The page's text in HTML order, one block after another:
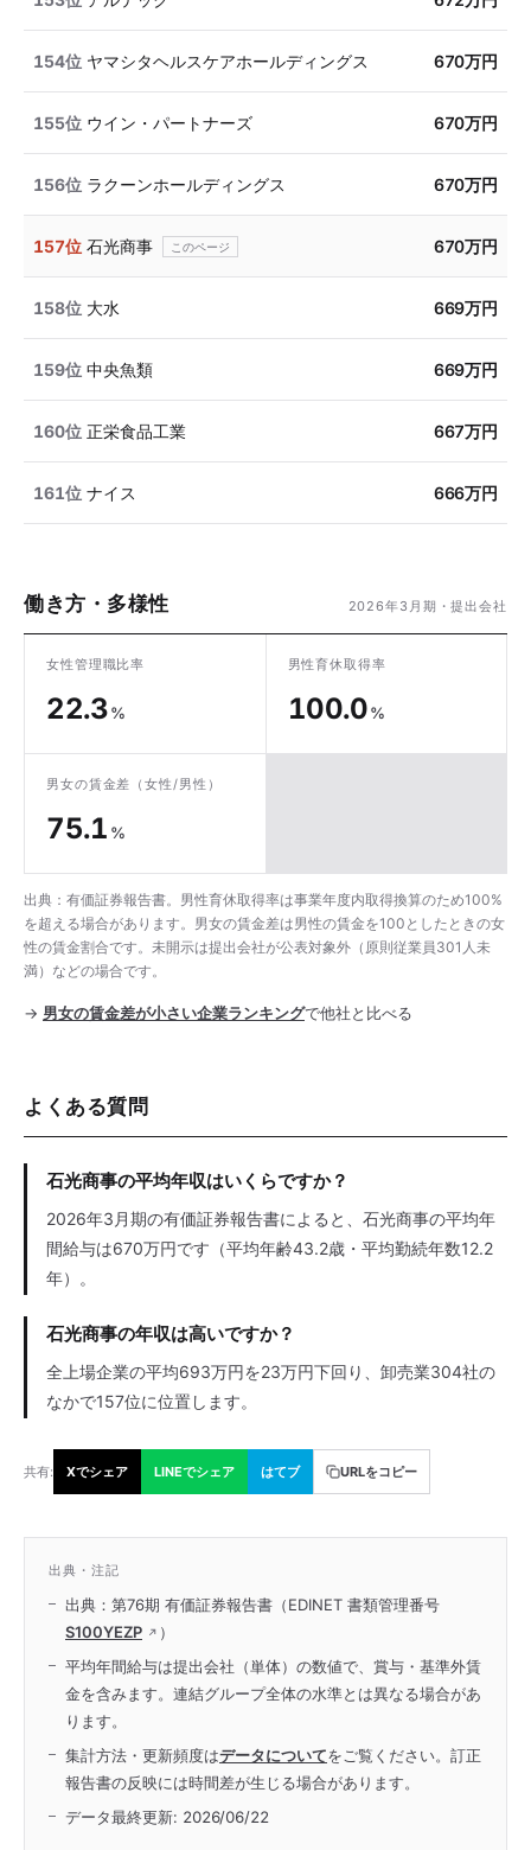
154位 ヤマシタヘルスケアホールディングス 670万円
155位 ウイン・パートナーズ 670万円
156位 ラクーンホールディングス 670万円
157位 石光商事 670万円
158位 大水 669万円
159位 中央魚類 669万円
160位 正栄食品工業 667万円
161位 ナイス 666万円
働き方・多様性 2026年3月期・提出会社
女性管理職比率
22.3%
男性育休取得率
100.0%
男女の賃金差 （女性/男性）
75.1 %
出典：有価証券報告書。男性育休取得率は事業年度内取得換算のため100%
を超える場合があります。男女の賃金差は男性の賃金を100としたときの女
性の賃金割合です。未開示は提出会社が公表対象外（原則従業員301人未
満）などの場合です。
→ 男女の賃金差が小さい企業ランキングで他社と比べる
よくある質問
石光商事の平均年収はいくらですか？
2026年3月期の有価証券報告書によると、石光商事の平均年
間給与は670万円です（平均年齢43.2歳・平均勤続年数12.2
年）。
石光商事の年収は高いですか？
全上場企業の平均693万円を23万円下回り、卸売業304社の
なかで157位に位置します。
共有: Xでシェア LINEでシェア はてブ URLをコピー
出典・注記
出典：第76期 有価証券報告書（EDINET 書類管理番号
S100YEZP
）
平均年間給与は提出会社（単体）の数値で、賞与・基準外賃
金を含みます。連結グループ全体の水準とは異なる場合があ
ります。
集計方法・更新頻度はデータについてをご覧ください。訂正
報告書の反映には時間差が生じる場合があります。
データ最終更新: 2026/06/22